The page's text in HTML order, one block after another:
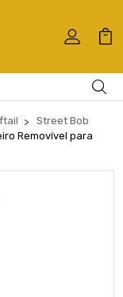
Street Bob
Removível para